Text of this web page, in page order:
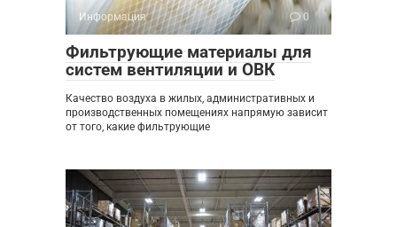
Информация 0
Фильтрующие материалы для
систем вентиляции и ОВК
Качество воздуха в жилых, административных и
производственных помещениях напрямую зависит
от того, какие фильтрующие